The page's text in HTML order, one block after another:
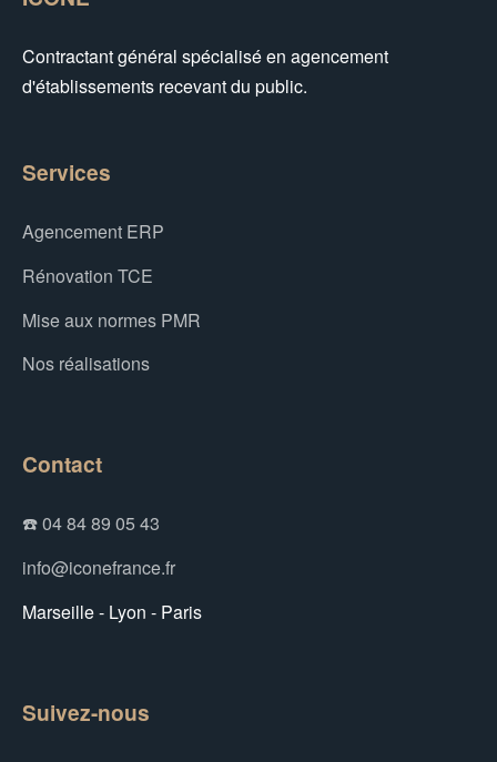
Contractant général spécialisé en agencement
d'établissements recevant du public.
Services
Agencement ERP
Rénovation TCE
Mise aux normes PMR
Nos réalisations
Contact
☎️ 04 84 89 05 43
info@iconefrance.fr
Marseille - Lyon - Paris
Suivez-nous